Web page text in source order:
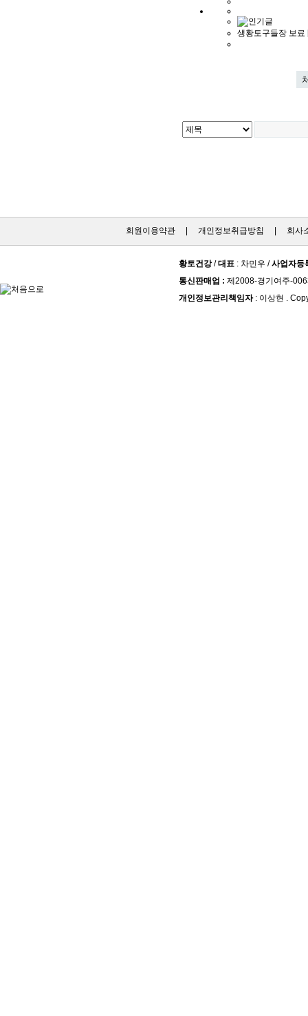
생황토구들장 보료
회원이용약관| 개인정보취급방침 회사
황토건강/대표 : 차민우 /사업자등
통신판매업 : 제2008-경기여주-
개인정보관리책임자: 이상현 .